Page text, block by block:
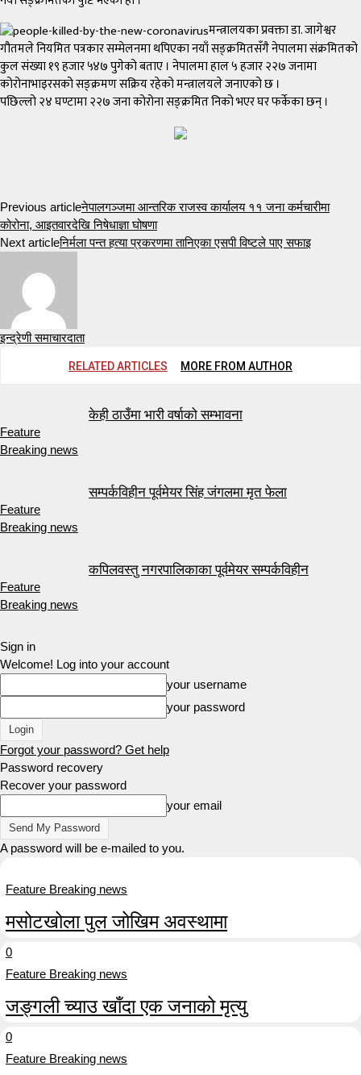
मन्त्रालयका प्रवक्ता डा. जागेश्वर
गौतमले नियमित पत्रकार सम्मेलनमा थपिएका नयाँ सङ्क्रमितसँगै नेपालमा संक्रमितको
कुल संख्या १९ हजार ५४७ पुगेको बताए । नेपालमा हाल ५ हजार २२७ जनामा
कोरोनाभाइरसको सङ्क्रमण सक्रिय रहेको मन्त्रालयले जनाएको छ ।
पछिल्लो २४ घण्टामा २२७ जना कोरोना सङ्क्रमित निको भएर घर फर्केका छन् ।
Previous articleनेपालगञ्जमा आन्तरिक राजस्व कार्यालय ११ जना कर्मचारीमा
कोरोना, आइतवारदेखि निषेधाज्ञा घोषणा
Next articleनिर्मला पन्त हत्या प्रकरणमा तानिएका एसपी विष्टले पाए सफाइ
इन्द्रेणी समाचारदाता
RELATED ARTICLES MORE FROM AUTHOR
Feature
Breaking news
केही ठाउँमा भारी वर्षाको सम्भावना
Feature
Breaking news
सम्पर्कविहीन पूर्वमेयर सिंह जंगलमा मृत फेला
Feature
Breaking news
कपिलवस्तु नगरपालिकाका पूर्वमेयर सम्पर्कविहीन
Sign in
Welcome! Log into your account
your username
your password
Forgot your password? Get help
Password recovery
Recover your password
your email
A password will be e-mailed to you.
Feature Breaking news
मसोटखोला पुल जोखिम अवस्थामा
0
Feature Breaking news
जङ्गली च्याउ खाँदा एक जनाको मृत्यु
0
Feature Breaking news